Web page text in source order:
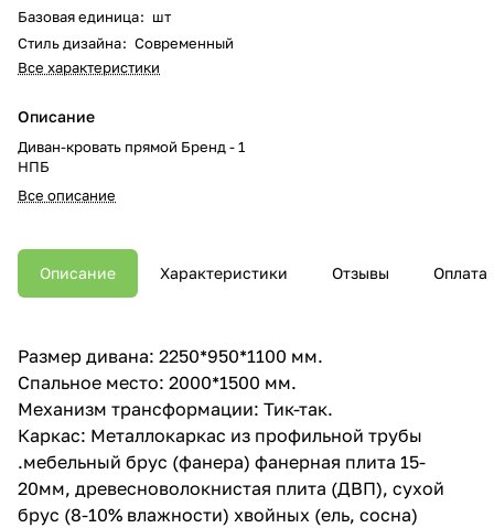
Базовая единица: шт
Стиль дизайна: Современный
Все характеристики
Описание
Диван-кровать прямой Бренд - 1
НПБ
Все описание
Описание Характеристики Отзывы Оплата
Размер дивана: 2250*950*1100 мм.
Спальное место: 2000*1500 мм.
Механизм трансформации: Тик-так.
Каркас: Металлокаркас из профильной трубы
.мебельный брус (фанера) фанерная плита 15-
20мм, древесноволокнистая плита (ДВП), сухой
брус (8-10% влажности) хвойных (ель, сосна)